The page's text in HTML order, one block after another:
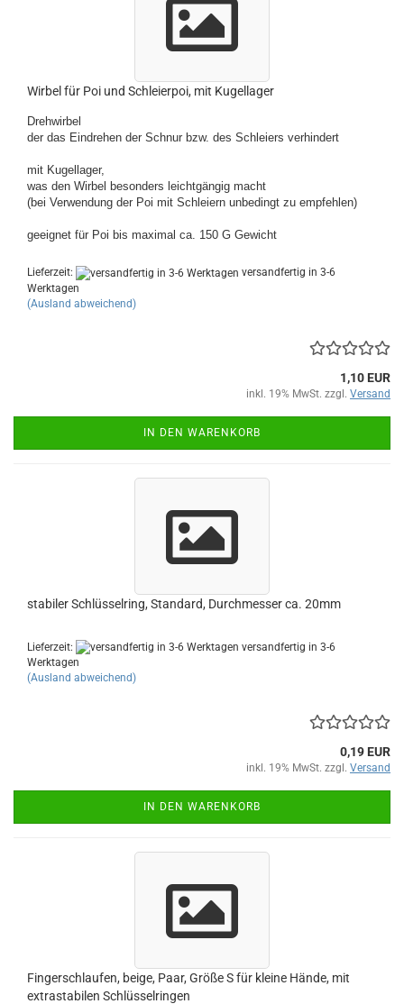
Wirbel für Poi und Schleierpoi, mit Kugellager
Drehwirbel
der das Eindrehen der Schnur bzw. des Schleiers verhindert
mit Kugellager,
was den Wirbel besonders leichtgängig macht
(bei Verwendung der Poi mit Schleiern unbedingt zu empfehlen)
geeignet für Poi bis maximal ca. 150 G Gewicht
Lieferzeit:
versandfertig in 3-6
Werktagen
(Ausland abweichend)
1,10 EUR
inkl. 19% MwSt. zzgl. Versand
IN DEN WARENKORB
stabiler Schlüsselring, Standard, Durchmesser ca. 20mm
Lieferzeit:
versandfertig in 3-6
Werktagen
(Ausland abweichend)
0,19 EUR
inkl. 19% MwSt. zzgl. Versand
IN DEN WARENKORB
Fingerschlaufen, beige, Paar, Größe S für kleine Hände, mit
extrastabilen Schlüsselringen